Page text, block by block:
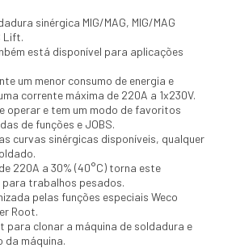
sinérgica MIG/MAG, MIG/MAG
Lift.
está disponível para aplicações
um menor consumo de energia e
corrente máxima de 220A a 1x230V.
operar e tem um modo de favoritos
de funções e JOBS.
curvas sinérgicas disponíveis, qualquer
220A a 30% (40°C) torna este
trabalhos pesados.
pelas funções especiais Weco
Root.
para clonar a máquina de soldadura e
da máquina.